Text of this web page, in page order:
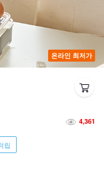
온라인 최저가
4,361
립